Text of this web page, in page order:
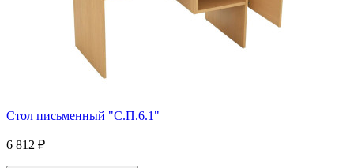
Стол письменный "С.П.6.1"
6 812 ₽